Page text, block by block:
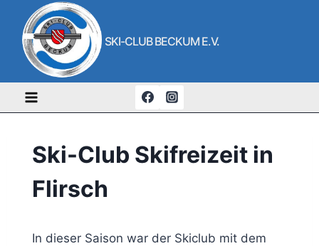
Inhalt
springen
SKI-CLUB BECKUM E.V.
Ski-Club Skifreizeit in
Flirsch
In dieser Saison war der Skiclub mit dem